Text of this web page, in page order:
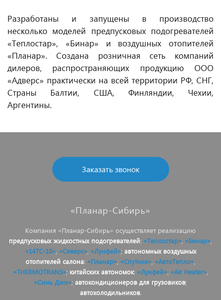
Разработаны и запущены в производство
несколько моделей предпусковых подогревателей
«Теплостар», «Бинар» и воздушных отопителей
«Планар». Создана розничная сеть компаний
дилеров, распространяющих продукцию ООО
«Адверс» практически на всей территории РФ, СНГ,
Страны Балтии, США, Финляндии, Чехии,
Аргентины.
Заказать звонок
«Планар-Сибирь»
Компания «Планар-Сибирь» осуществляет реализацию
предпусковых жидкостных подогревателей: «Теплостар» «Бинар»
«14ТС-10», «Северс», «Лунфей»; автономных воздушных
отопителей салона: «Планар» «Спутник» «АвтоТепло»
«THERMOTRANS»; китайских автономок: «Лунфей», «Air Heater»,
«Синь Джи»; автокондиционеров для грузовиков;
автохолодильников.